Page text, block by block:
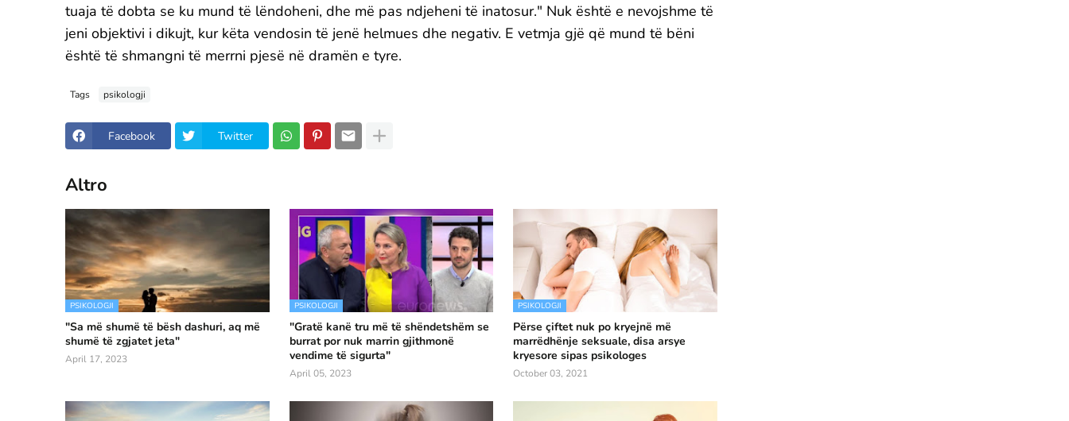
tuaja të dobta se ku mund të lëndoheni, dhe më pas ndjeheni të inatosur." Nuk është e nevojshme të
jeni objektivi i dikujt, kur këta vendosin të jenë helmues dhe negativ. E vetmja gjë që mund të bëni
është të shmangni të merrni pjesë në dramën e tyre.
Tags psikologji
Facebook Twitter
Altro
PSIKOLOGJI
"Sa më shumë të bësh dashuri, aq më
shumë të zgjatet jeta"
April 17, 2023
PSIKOLOGJI
"Gratë kanë tru më të shëndetshëm se
burrat por nuk marrin gjithmonë
vendime të sigurta"
April 05, 2023
PSIKOLOGJI
Përse çiftet nuk po kryejnë më
marrëdhënje seksuale, disa arsye
kryesore sipas psikologes
October 03, 2021